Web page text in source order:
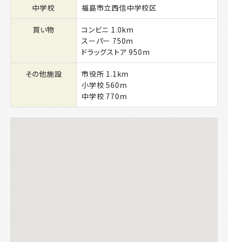
中学校 福島市立西信中学校区
買い物
コンビニ 1.0km
スーパー 750m
ドラッグストア 950m
その他施設
市役所 1.1km
小学校 560m
中学校 770m